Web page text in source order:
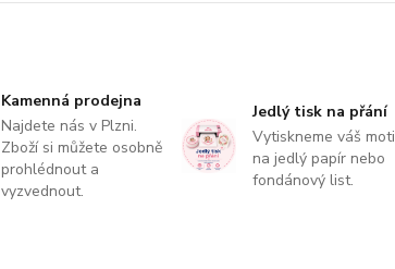
Kamenná prodejna
Najdete nás v Plzni.
Zboží si můžete osobně
prohlédnout a
vyzvednout.
Jedlý tisk na přání
Vytiskneme váš
na jedlý papír nebo
fondánový list.